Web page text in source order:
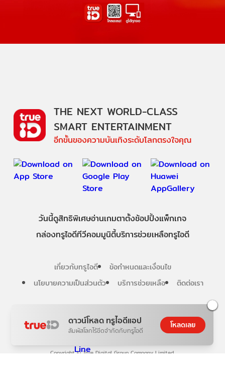
ดาวน์โหลด ทรูไอดีแอป
สัมผัสโลกไร้ขีดจำกัดกับทรูไอดี
โหลดเลย
Copyright © True Digital Group Company Limited.
THE NEXT WORLD-CLASS
SMART ENTERTAINMENT
อีกขั้นของความบันเทิงระดับโลกตรงใจคุณ
วันนี้ดูสิทธิพิเศษอ่านเกมตาตั้งช้อปปิ้งแพ็กเกจ
กล่องทรูไอดีทีวีคอมมูนิตี้บริการช่วยเหลือทรูไอดี
เกี่ยวกับทรูไอดี
ข้อกำหนดและเงื่อนไข
นโยบายความเป็นส่วนตัว
บริการช่วยเหลือ ติดต่อเรา